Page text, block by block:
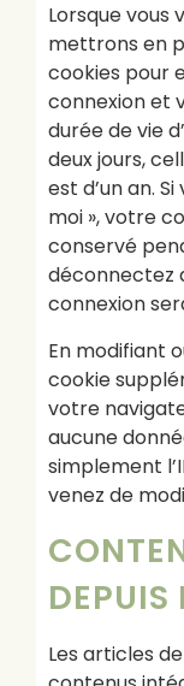
Lorsque vous
mettrons en
cookies pour
connexion et
durée de vie
deux jours,
est d’un an.
moi », votre
conservé
déconnectez
connexion
En modifiant
cookie
votre
aucune
simplement
venez de
DEPUIS
Les articles